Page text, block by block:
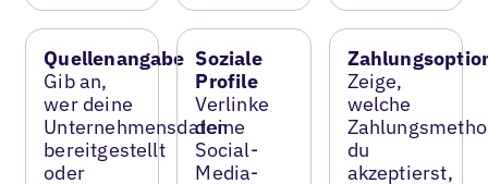
Quellenangabe
Gib an,
wer deine
Unternehmensdaten
bereitgestellt
oder
Soziale
Profile
Verlinke
deine
Social-
Media-
Zeige,
welche
du
akzeptierst,